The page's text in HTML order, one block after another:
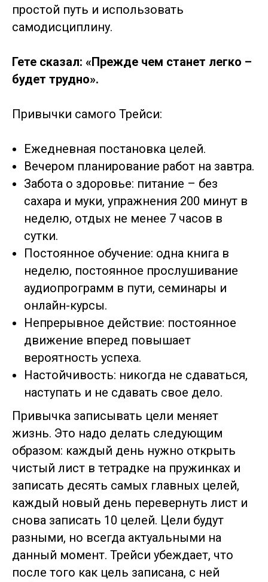
простой путь и использовать
самодисциплину.
Гете сказал: «Прежде чем станет легко –
будет трудно».
Привычки самого Трейси:
Ежедневная постановка целей.
Вечером планирование работ на завтра.
Забота о здоровье: питание – без
сахара и муки, упражнения 200 минут в
неделю, отдых не менее 7 часов в
сутки.
Постоянное обучение: одна книга в
неделю, постоянное прослушивание
аудиопрограмм в пути, семинары и
онлайн-курсы.
Непрерывное действие: постоянное
движение вперед повышает
вероятность успеха.
Настойчивость: никогда не сдаваться,
наступать и не сдавать свое дело.
Привычка записывать цели меняет
жизнь. Это надо делать следующим
образом: каждый день нужно открыть
чистый лист в тетрадке на пружинках и
записать десять самых главных целей,
каждый новый день перевернуть лист и
снова записать 10 целей. Цели будут
разными, но всегда актуальными на
данный момент. Трейси убеждает, что
после того как цель записана, с ней